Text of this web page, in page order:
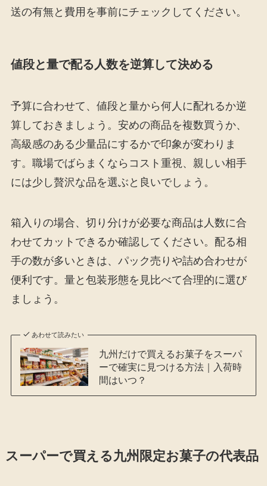
送の有無と費用を事前にチェックしてください。
値段と量で配る人数を逆算して決める
予算に合わせて、値段と量から何人に配れるか逆
算しておきましょう。安めの商品を複数買うか、
高級感のある少量品にするかで印象が変わりま
す。職場でばらまくならコスト重視、親しい相手
には少し贅沢な品を選ぶと良いでしょう。
箱入りの場合、切り分けが必要な商品は人数に合
わせてカットできるか確認してください。配る相
手の数が多いときは、パック売りや詰め合わせが
便利です。量と包装形態を見比べて合理的に選び
ましょう。
あわせて読みたい
九州だけで買えるお菓子をスーパ
ーで確実に見つける方法｜入荷時
間はいつ？
スーパーで買える九州限定お菓子の代表品